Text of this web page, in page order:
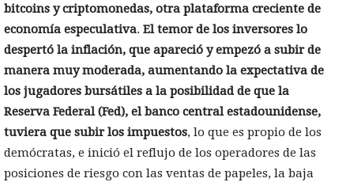
bitcoins y criptomonedas, otra plataforma creciente de
economía especulativa. El temor de los inversores lo
despertó la inflación, que apareció y empezó a subir de
manera muy moderada, aumentando la expectativa de
los jugadores bursátiles a la posibilidad de que la
Reserva Federal (Fed), el banco central estadounidense,
tuviera que subir los impuestos, lo que es propio de los
demócratas, e inició el reflujo de los operadores de las
posiciones de riesgo con las ventas de papeles, la baja